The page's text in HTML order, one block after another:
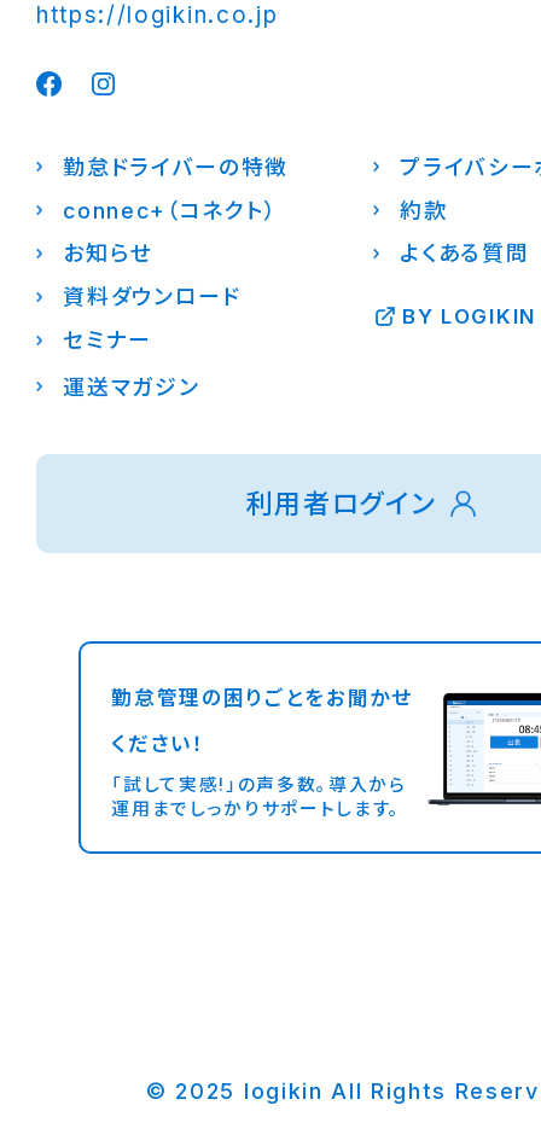
https://logikin.co.jp
勤怠ドライバーの特徴
connec+（コネクト）
お知らせ
資料ダウンロード
セミナー
運送マガジン
プライバシー
約款
よくある質問
BY LOGIKIN
利用者ログイン
勤怠管理の困りごとをお聞かせ
ください！
「試して実感!」の声多数。導入から
運用までしっかりサポートします。
© 2025 logikin All Rights